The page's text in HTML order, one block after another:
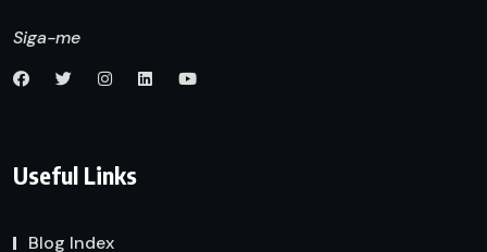
Siga-me
Useful Links
Blog Index